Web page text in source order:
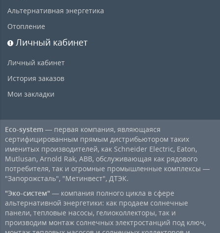
Альтернативная энергетика
Отопление
Личный кабинет
Личный кабинет
История заказов
Мои закладки
Eco-system — первая компания, являющаяся
сертифицированным прямым дистрибьютором таких
именитых производителей, как Schneider Electric, Eaton,
Mutlusan, Arnold Rak, ABB, обслуживающая как рядового
потребителя, так и огромные промышленные комплексы —
"Запорожсталь", "Метинвест", ДТЭК.
"Эко-систем" — компания полного цикла в сфере
альтернативной энергетики: как продаем солнечные
панели, тепловые насосы, гелиоколлекторы, так и
производим монтаж солнечных электростанций под ключ,